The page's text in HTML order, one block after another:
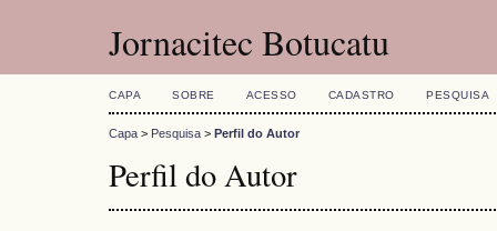
Jornacitec Botucatu
CAPA SOBRE ACESSO CADASTRO PESQUISA
Capa > Pesquisa > Perfil do Autor
Perfil do Autor